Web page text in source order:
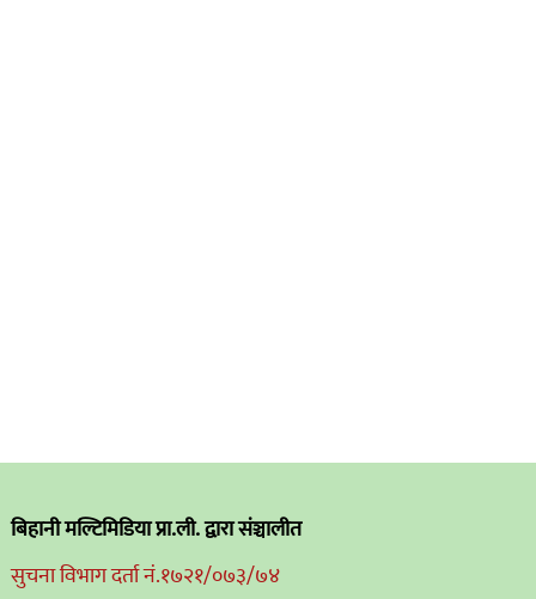
बिहानी मल्टिमिडिया प्रा.ली. द्वारा संञ्चालीत
सुचना विभाग दर्ता नं.१७२१/०७३/७४